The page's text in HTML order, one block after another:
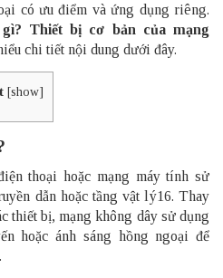
có ưu điểm và ứng dụng riêng.
Thiết bị cơ bản của mạng
chi tiết nội dung dưới đây.
[show]
thoại hoặc mạng máy tính sử
dẫn hoặc tầng vật lý16. Thay
thiết bị, mạng không dây sử dụng
hoặc ánh sáng hồng ngoại để